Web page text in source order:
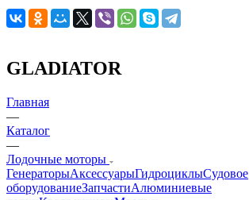
GLADIATOR
Главная
—
Каталог
—
Лодочные моторы
ГенераторыАксессуарыГидроциклыСудовое
оборудованиеЗапчастиАлюминиевые